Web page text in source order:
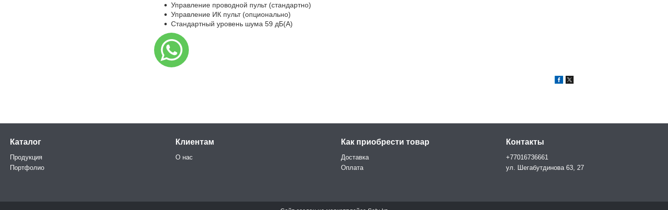
Управление проводной пульт (стандартно)
Управление ИК пульт (опционально)
Стандартный уровень шума 59 дБ(А)
Каталог
Продукция
Портфолио
Клиентам
О нас
Как приобрести товар
Доставка
Оплата
Контакты
+77016736661
ул. Шегабутдинова 63, 27